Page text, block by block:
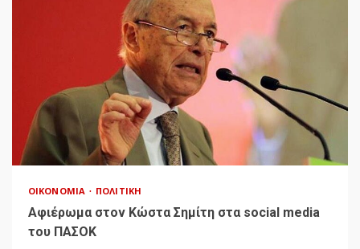
ΟΙΚΟΝΟΜΊΑ ΠΟΛΙΤΙΚΉ
Αφιέρωμα στον Κώστα Σημίτη στα social media
του ΠΑΣΟΚ